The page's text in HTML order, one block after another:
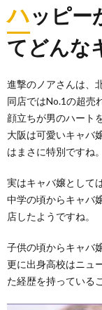
ハッピー
てどんな
進撃のノアさんは、
同店ではNo.1の超売
顔立ちが男のハート
大阪は可愛いキャバ
はまさに特別ですね。
実はキャバ嬢として
中学の頃からキャバ
店したようですね。
子供の頃からキャバ
更に出身高校はニュ
た経歴を持っている